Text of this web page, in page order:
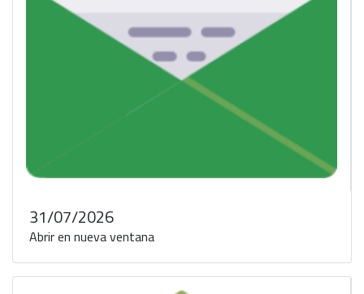
31/07/2026
Abrir en nueva ventana